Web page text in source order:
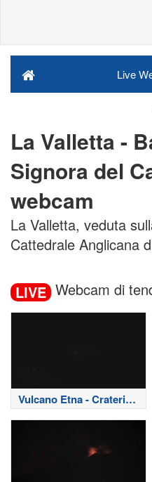
Live
La Valletta -
Signora del
webcam
La Valletta, veduta
Cattedrale Anglicana
LIVE Webcam di
Vulcano Etna - Crateri
Sommitali